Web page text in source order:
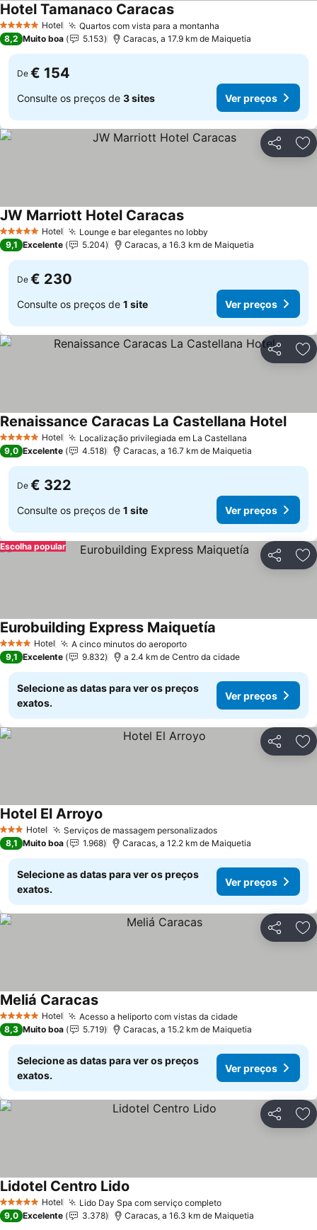
5 Estrelas Hotel Quartos com vista para a montanha
Hotel Tamanaco Caracas
8,2 Muito boa 5.153 Caracas, a 17.9 km de Maiquetia
De € 154
Consulte os preços de 3 sites Ver preços
Partilhar
5 Estrelas Hotel Lounge e bar elegantes no lobby
JW Marriott Hotel Caracas
9,1 Excelente 5.204 Caracas, a 16.3 km de Maiquetia
De € 230
Consulte os preços de 1 site Ver preços
Partilhar
5 Estrelas Hotel Localização privilegiada em La Castellana
Renaissance Caracas La Castellana Hotel
9,0 Excelente 4.518 Caracas, a 16.7 km de Maiquetia
De € 322
Consulte os preços de 1 site Ver preços
Partilhar
Escolha popular
4 EstrelasHotel A cinco minutos do aeroporto
Eurobuilding Express Maiquetía
9,1 Excelente 9.832 a 2.4 km de Centro da cidade
Selecione as datas para ver os preços
exatos.
Ver preços
Partilhar
3 EstrelasHotel Serviços de massagem personalizados
Hotel El Arroyo
8,1 Muito boa 1.968 Caracas, a 12.2 km de Maiquetia
Selecione as datas para ver os preços
exatos.
Ver preços
Partilhar
5 Estrelas Hotel Acesso a heliporto com vistas da cidade
Meliá Caracas
8,3 Muito boa 5.719 Caracas, a 15.2 km de Maiquetia
Selecione as datas para ver os preços
exatos.
Ver preços
Partilhar
5 Estrelas Hotel Lido Day Spa com serviço completo
Lidotel Centro Lido
9,0 Excelente 3.378 Caracas, a 16.3 km de Maiquetia